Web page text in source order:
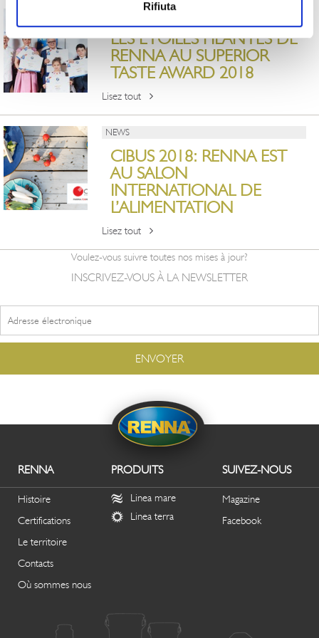
Rifiuta
LES ÉTOILES FILANTES DE
RENNA AU SUPERIOR
TASTE AWARD 2018
Lisez tout
NEWS
CIBUS 2018: RENNA EST
AU SALON
INTERNATIONAL DE
L’ALIMENTATION
Lisez tout
Voulez-vous suivre toutes nos mises à jour?
INSCRIVEZ-VOUS À LA NEWSLETTER
RENNA
Histoire
Certifications
Le territoire
Contacts
Où sommes nous
PRODUITS
Linea mare
Linea terra
SUIVEZ-NOUS
Magazine
Facebook